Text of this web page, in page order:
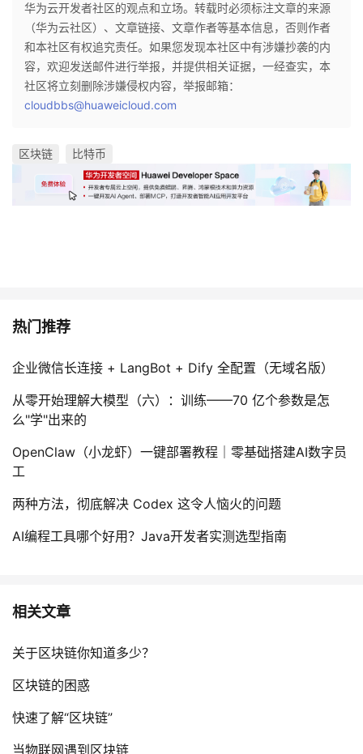
华为云开发者社区的观点和立场。转载时必须标注文章的来源
（华为云社区）、文章链接、文章作者等基本信息，否则作者
和本社区有权追究责任。如果您发现本社区中有涉嫌抄袭的内
容，欢迎发送邮件进行举报，并提供相关证据，一经查实，本
社区将立刻删除涉嫌侵权内容，举报邮箱：
cloudbbs@huaweicloud.com
区块链 比特币
热门推荐
企业微信长连接 + LangBot + Dify 全配置（无域名版）
从零开始理解大模型（六）：训练——70 亿个参数是怎
么"学"出来的
OpenClaw（小龙虾）一键部署教程｜零基础搭建AI数字员
工
两种方法，彻底解决 Codex 这令人恼火的问题
AI编程工具哪个好用？Java开发者实测选型指南
相关文章
关于区块链你知道多少？
区块链的困惑
快速了解“区块链”
当物联网遇到区块链